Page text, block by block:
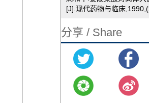
[J].现代药物与临床
分享 / Share